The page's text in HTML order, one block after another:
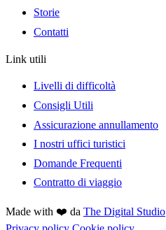
Storie
Contatti
Link utili
Livelli di difficoltà
Consigli Utili
Assicurazione annullamento
I nostri uffici turistici
Domande Frequenti
Contratto di viaggio
Made with ❤️ da The Digital Studio